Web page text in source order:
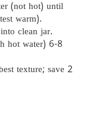
(not hot) until
warm).
clean jar.
hot water) 6-8
texture; save 2